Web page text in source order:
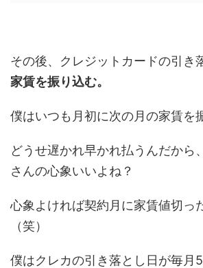
その後、クレジットカードの引き
家賃を振り込む。
僕はいつも月初に次の月の家賃を
どうせ遅かれ早かれ払うんだから
さんの心象いいよね？
心象よければ契約月に家賃値切っ
（笑）
僕はクレカの引き落とし日が毎月